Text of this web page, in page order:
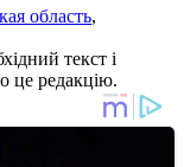
область,
текст і
це редакцію.